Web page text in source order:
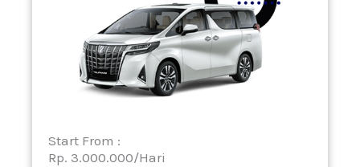
Start From :
Rp. 3.000.000/Hari